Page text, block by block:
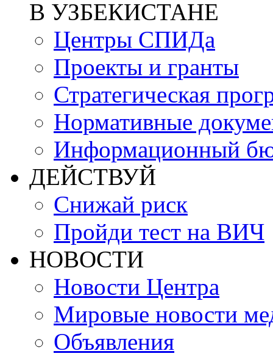
В УЗБЕКИСТАНЕ
Центры СПИДа
Проекты и гранты
Стратегическая
Нормативные
Информационный
ДЕЙСТВУЙ
Снижай риск
Пройди тест на ВИЧ
НОВОСТИ
Новости Центра
Мировые новости
Объявления